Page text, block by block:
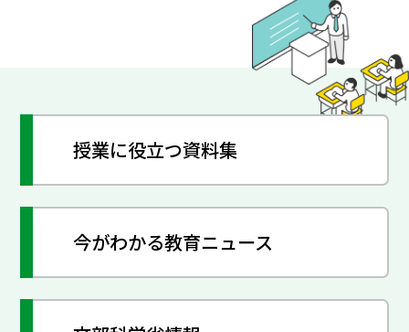
授業に役立つ資料集
今がわかる教育ニュース